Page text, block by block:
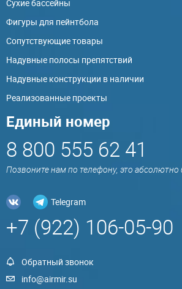
Сухие бассейны
Фигуры для пейнтбола
Сопутствующие товары
Надувные полосы препятствий
Надувные конструкции в наличии
Реализованные проекты
Единый номер
8 800 555 62 41
Позвоните нам по телефону, это абсолютно
Telegram
+7 (922) 106-05-90
Обратный звонок
info@airmir.su